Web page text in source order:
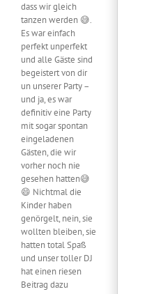
dass wir gleich
tanzen werden 😅.
Es war einfach
perfekt unperfekt
und alle Gäste sind
begeistert von dir
un unserer Party –
und ja, es war
definitiv eine Party
mit sogar spontan
eingeladenen
Gästen, die wir
vorher noch nie
gesehen hatten😅
😄 Nichtmal die
Kinder haben
genörgelt, nein, sie
wollten bleiben, sie
hatten total Spaß
und unser toller DJ
hat einen riesen
Beitrag dazu